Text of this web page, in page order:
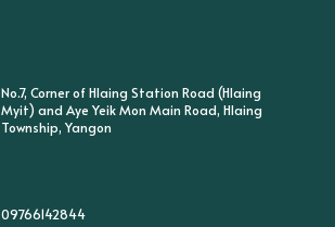
No.7, Corner of Hlaing Station Road (Hlaing
Myit) and Aye Yeik Mon Main Road, Hlaing
Township, Yangon
09766142844